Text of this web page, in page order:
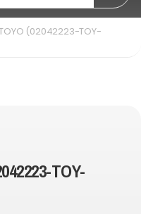
(02042223-TOY-
TOY-